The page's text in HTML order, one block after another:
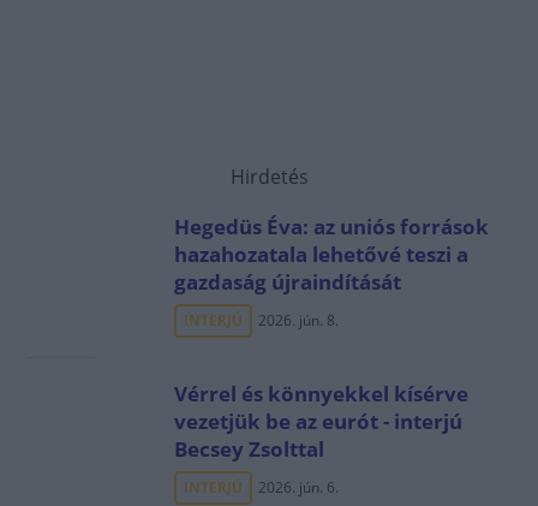
Hirdetés
Hegedüs Éva: az uniós források
hazahozatala lehetővé teszi a
gazdaság újraindítását
INTERJÚ 2026. jún. 8.
Vérrel és könnyekkel kísérve
vezetjük be az eurót - interjú
Becsey Zsolttal
INTERJÚ 2026. jún. 6.